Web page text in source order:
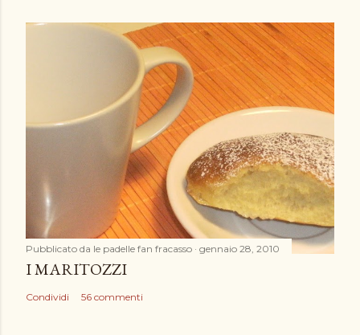
Pubblicato da le padelle fan fracasso gennaio 28, 2010
I MARITOZZI
Condividi 56 commenti